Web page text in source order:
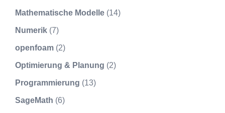
Mathematische Modelle (14)
Numerik (7)
openfoam (2)
Optimierung & Planung (2)
Programmierung (13)
SageMath (6)